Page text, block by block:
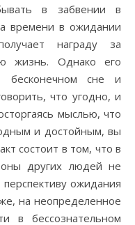
в забвении в
времени в ожидании
награду за
жизнь. Однако его
бесконечном сне и
что угодно, и
мыслью, что
и достойным, вы
состоит в том, что в
других людей не
ожидания
на неопределенное
в бессознательном